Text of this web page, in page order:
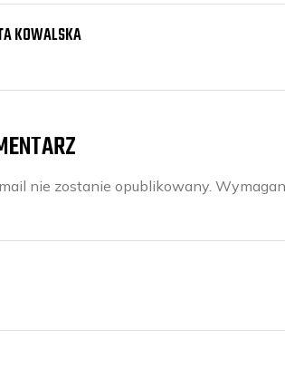
KOWALSKA
nie zostanie opublikowany.